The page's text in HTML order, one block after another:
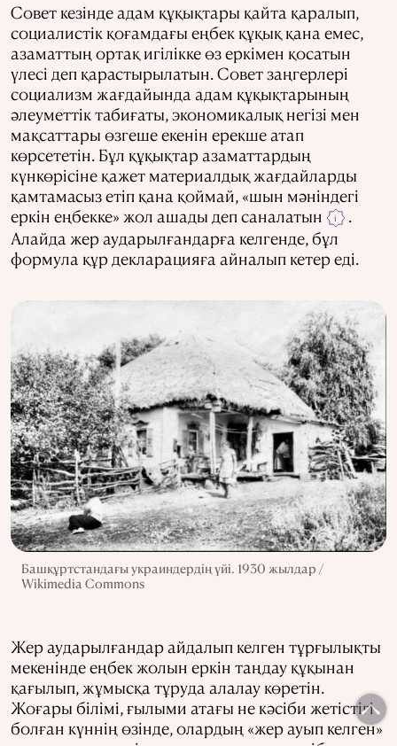
Совет кезінде адам құқықтары қайта қаралып,
социалистік қоғамдағы еңбек құқық қана емес,
азаматтың ортақ игілікке өз еркімен қосатын
үлесі деп қарастырылатын. Совет заңгерлері
социализм жағдайында адам құқықтарының
әлеуметтік табиғаты, экономикалық негізі мен
мақсаттары өзгеше екенін ерекше атап
көрсететін. Бұл құқықтар азаматтардың
күнкөрісіне қажет материалдық жағдайларды
қамтамасыз етіп қана қоймай, «шын мәніндегі
еркін еңбекке» жол ашады деп саналатын
i
.
Алайда жер аударылғандарға келгенде, бұл
формула құр декларацияға айналып кетер еді.
Башқұртстандағы украиндердің үйі. 1930 жылдар /
Wikimedia Commons
Жер аударылғандар айдалып келген тұрғылықты
мекенінде еңбек жолын еркін таңдау құқынан
қағылып, жұмысқа тұруда алалау көретін.
Жоғары білімі, ғылыми атағы не кәсіби жетістігі
болған күннің өзінде, олардың «жер ауып келген»